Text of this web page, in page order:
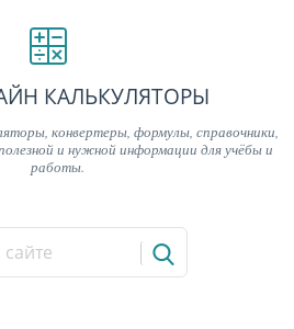
КАЛЬКУЛЯТОРЫ
конвертеры, формулы, справочники,
и нужной информации для учёбы и
работы.